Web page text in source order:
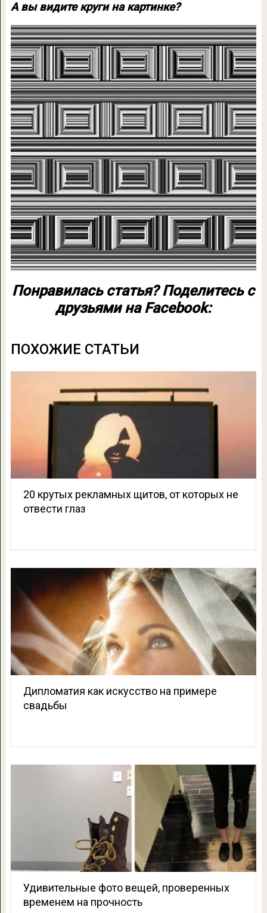
А вы видите круги на картинке?
Понравилась статья? Поделитесь с
друзьями на Facebook:
ПОХОЖИЕ СТАТЬИ
20 крутых рекламных щитов, от которых не
отвести глаз
Дипломатия как искусство на примере
свадьбы
Удивительные фото вещей, проверенных
временем на прочность